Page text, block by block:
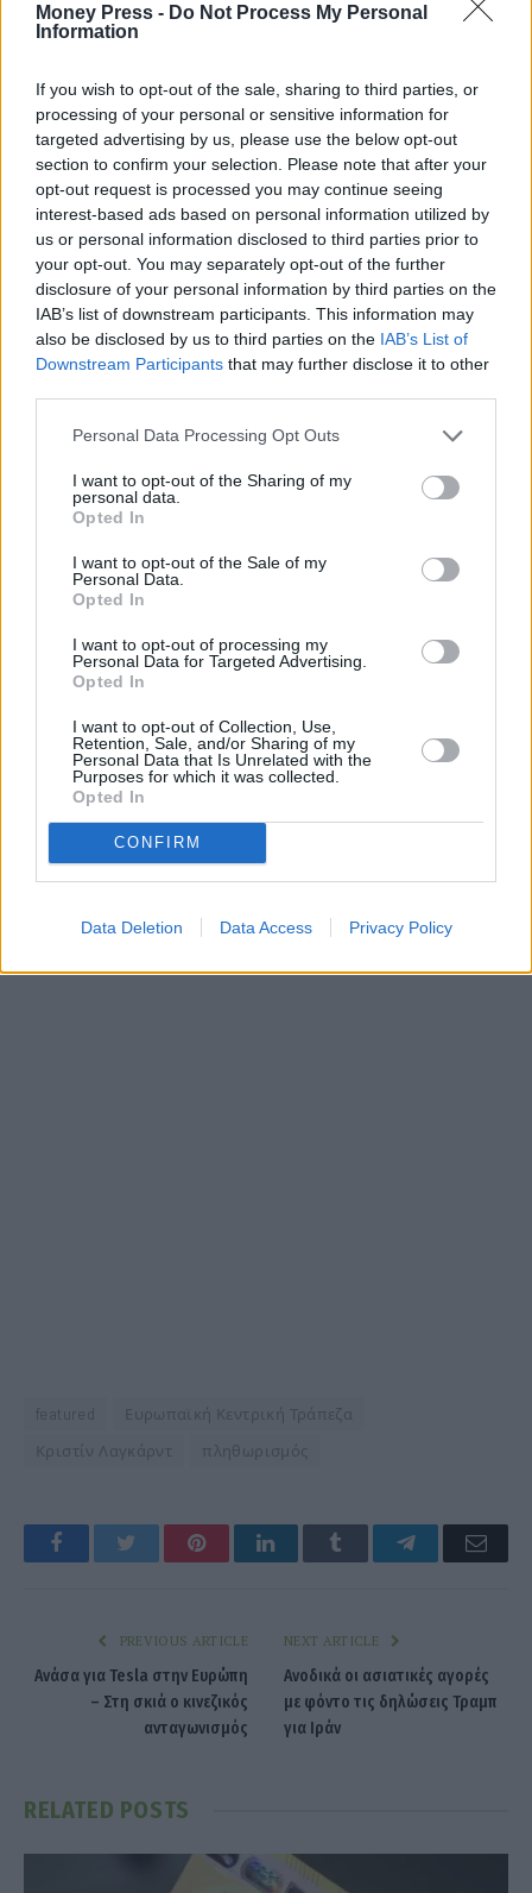
Money Press - Do Not Process My Personal
Information
If you wish to opt-out of the sale, sharing to third parties, or
processing of your personal or sensitive information for
targeted advertising by us, please use the below opt-out
section to confirm your selection. Please note that after your
opt-out request is processed you may continue seeing
interest-based ads based on personal information utilized by
us or personal information disclosed to third parties prior to
your opt-out. You may separately opt-out of the further
disclosure of your personal information by third parties on the
IAB’s list of downstream participants. This information may
also be disclosed by us to third parties on the IAB’s List of
Downstream Participants that may further disclose it to other
Personal Data Processing Opt Outs
I want to opt-out of the Sharing of my
personal data.
Opted In
I want to opt-out of the Sale of my
Personal Data.
Opted In
I want to opt-out of processing my
Personal Data for Targeted Advertising.
Opted In
I want to opt-out of Collection, Use,
Retention, Sale, and/or Sharing of my
Personal Data that Is Unrelated with the
Purposes for which it was collected.
Opted In
CONFIRM
Data Deletion Data Access Privacy Policy
Ευρωπαϊκή Κεντρική Τράπεζα
Κριστίν Λαγκάρντ
πληθωρισμός
Facebook Twitter PinterestLinkedIn Tumblr Telegram
PREVIOUS ARTICLE
Ανάσα για Tesla στην Ευρώπη
– Στη σκιά ο κινεζικός
ανταγωνισμός
NEXT ARTICLE
Ανοδικά οι ασιατικές αγορές
με φόντο τις δηλώσεις Τραμπ
για Ιράν
RELATED POSTS